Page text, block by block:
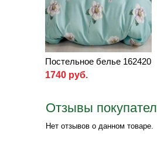
Постельное белье 162420
1740 руб.
Отзывы
Нет отзывов о данном товаре.